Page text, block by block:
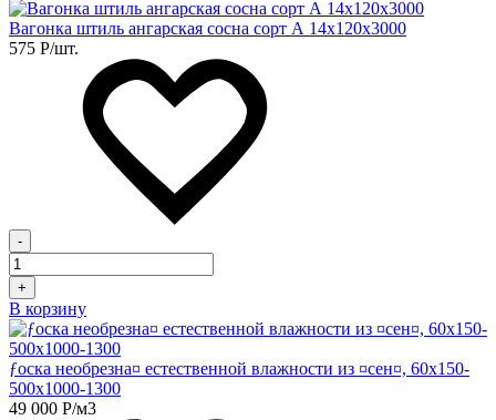
Вагонка штиль ангарская сосна сорт А 14х120х3000
575 Р/шт.
-
+
В корзину
ƒоска необрезна¤ естественной влажности из ¤сен¤, 60х150-
500х1000-1300
49 000 Р/м3